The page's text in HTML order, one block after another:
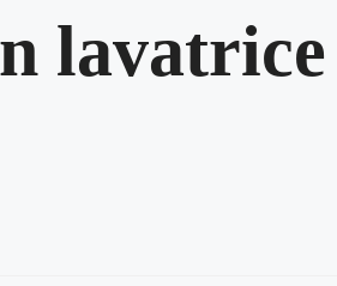
lavatrice